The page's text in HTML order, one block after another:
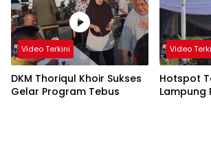
Video Terkini
DKM Thoriqul Khoir Sukses
Gelar Program Tebus
Video
Hotspot
Lampung